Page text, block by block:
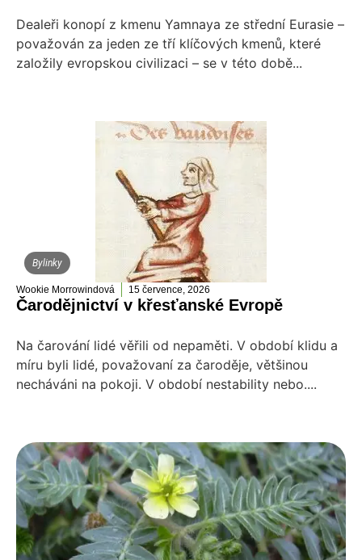
Dealeři konopí z kmenu Yamnaya ze střední Eurasie –
považován za jeden ze tří klíčových kmenů, které
založily evropskou civilizaci – se v této době...
Bylinky
Wookie Morrowindová 15 července, 2026
Čarodějnictví v křesťanské Evropě
Na čarování lidé věřili od nepaměti. V období klidu a
míru byli lidé, považovaní za čaroděje, většinou
necháváni na pokoji. V období nestability nebo....